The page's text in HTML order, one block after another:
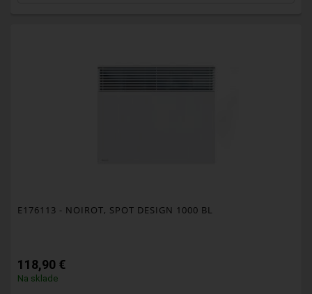
E176113 - NOIROT, SPOT DESIGN 1000 BL
118,90 €
Na sklade